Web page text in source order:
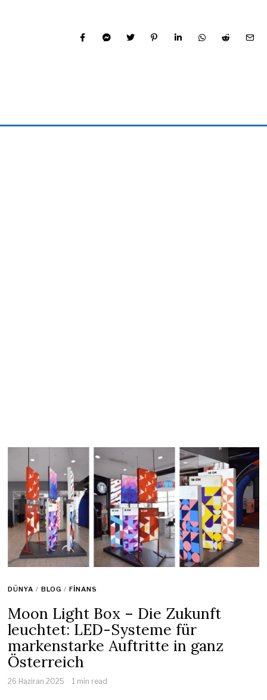
DÜNYA / BLOG / FINANS
Moon Light Box – Die Zukunft
leuchtet: LED-Systeme für
markenstarke Auftritte in ganz
Österreich
26 Haziran 2025 1 min read